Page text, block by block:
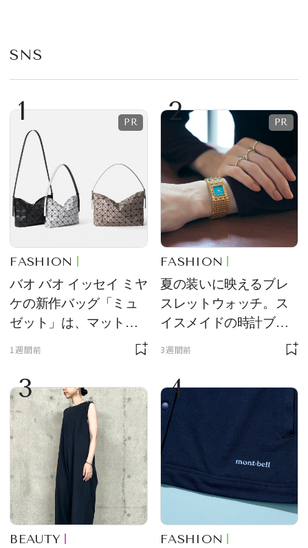
SNS
1
FASHION
バオ バオ イッセイ ミヤ
ケの新作バッグ「ミュ
ゼット」は、マットな
1週間前
2
FASHION
夏の装いに映えるブレ
スレットウォッチ。ス
イスメイドの時計ブラ
ンド【フレデリック・
をレビュー。【それい
け！ 良品ハンター】
3週間前
3
BEAUTY
4
FASHION